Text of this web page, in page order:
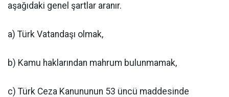
aşağıdaki genel şartlar aranır.
a) Türk Vatandaşı olmak,
b) Kamu haklarından mahrum bulunmamak,
c) Türk Ceza Kanununun 53 üncü maddesinde